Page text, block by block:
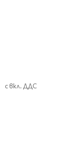
с вкл. ДДС